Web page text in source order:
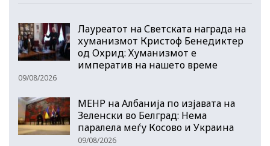
Лауреатот на Светската награда на
хуманизмот Кристоф Бенедиктер
од Охрид: Хуманизмот е
императив на нашето време
09/08/2026
МЕНР на Албанија по изјавата на
Зеленски во Белград: Нема
паралела меѓу Косово и Украина
09/08/2026